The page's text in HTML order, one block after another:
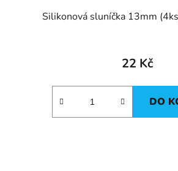
Silikonová sluníčka 13mm
22 Kč
DO